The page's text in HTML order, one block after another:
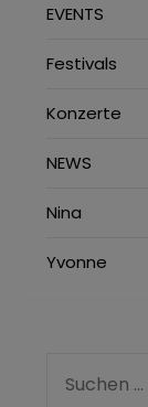
EVENTS
Festivals
Konzerte
NEWS
Nina
Yvonne